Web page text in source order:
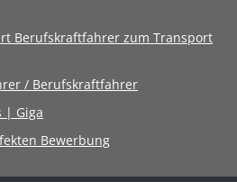
Berufskraftfahrer zum Transport
/ Berufskraftfahrer
| Giga
Bewerbung